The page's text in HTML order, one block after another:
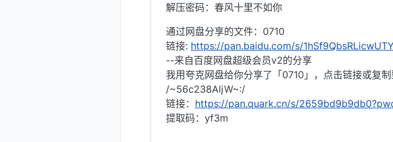
解压密码：春风十里不如你
通过网盘分享的文件：0710
链接: https://pan.baidu.com/s/
--来自百度网盘超级会员v2的分享
我用夸克网盘给你分享了「0710」，点击链接或复
/~56c238AljW~:/
链接： https://pan.quark.cn/s/
提取码：yf3m